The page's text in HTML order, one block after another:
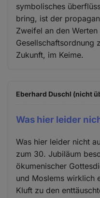
symbolisches
bring, ist der
Zweifel an den
Gesellschaftsordnung
Zukunft, im Keime.
Eberhard Duschl (nicht
Was hier leider
Was hier leider nicht
zum 30. Jubiläum
ökumenischer
und Moslems wirklich
Kluft zu den